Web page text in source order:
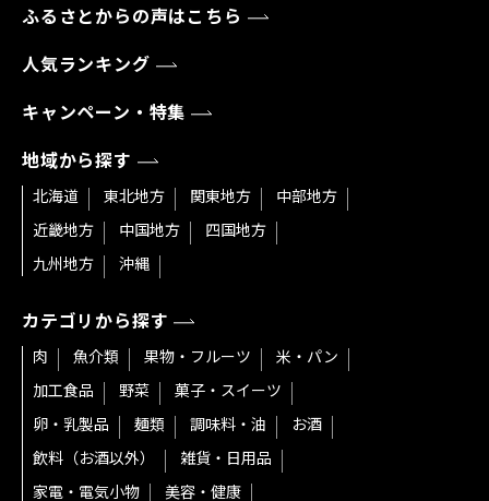
ふるさとからの声はこちら
人気ランキング
キャンペーン・特集
地域から探す
北海道 東北地方 関東地方
中部地方
近畿地方
中国地方
四国地方
九州地方
沖縄
カテゴリから探す
肉 魚介類 果物・フルーツ
米・パン
加工食品
野菜
菓子・スイーツ
卵・乳製品
麺類 調味料・油
お酒
飲料（お酒以外）
雑貨・日用品
家電・電気小物
美容・健康